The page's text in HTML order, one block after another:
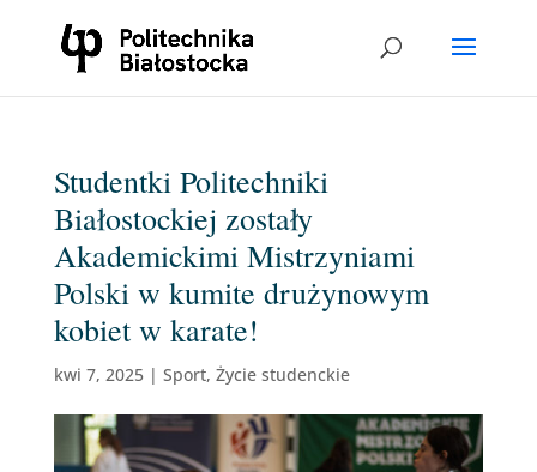
Studentki Politechniki
Białostockiej zostały
Akademickimi Mistrzyniami
Polski w kumite drużynowym
kobiet w karate!
kwi 7, 2025| Sport, Życie studenckie